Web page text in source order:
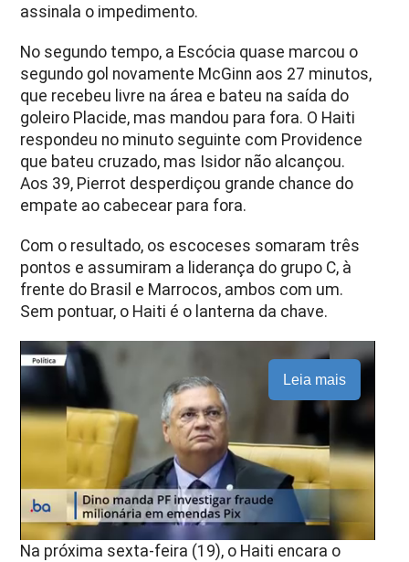
assinala o impedimento.
No segundo tempo, a Escócia quase marcou o
segundo gol novamente McGinn aos 27 minutos,
que recebeu livre na área e bateu na saída do
goleiro Placide, mas mandou para fora. O Haiti
respondeu no minuto seguinte com Providence
que bateu cruzado, mas Isidor não alcançou.
Aos 39, Pierrot desperdiçou grande chance do
empate ao cabecear para fora.
Com o resultado, os escoceses somaram três
pontos e assumiram a liderança do grupo C, à
frente do Brasil e Marrocos, ambos com um.
Sem pontuar, o Haiti é o lanterna da chave.
Leia mais
Na próxima sexta-feira (19), o Haiti encara o